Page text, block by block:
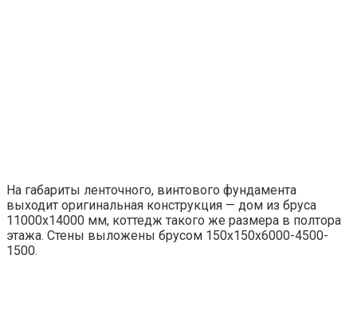
На габариты ленточного, винтового фундамента
выходит оригинальная конструкция — дом из бруса
11000х14000 мм, коттедж такого же размера в полтора
этажа. Стены выложены брусом 150х150х6000-4500-
1500.